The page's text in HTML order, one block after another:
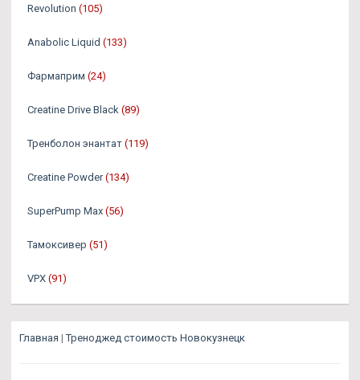
Revolution (105)
Anabolic Liquid (133)
Фармаприм (24)
Creatine Drive Black (89)
Тренболон энантат (119)
Creatine Powder (134)
SuperPump Max (56)
Тамоксивер (51)
VPX (91)
Главная |Треноджед стоимость Новокузнецк